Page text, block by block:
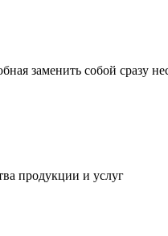
заменить собой сразу
продукции и услуг